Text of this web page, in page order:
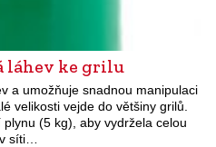
láhev ke grilu
a umožňuje snadnou manipulaci
velikosti vejde do většiny grilů.
(5 kg), aby vydržela celou
síti…